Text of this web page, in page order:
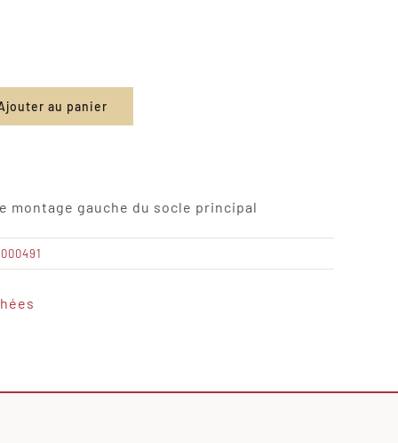
au panier
montage gauche du socle principal